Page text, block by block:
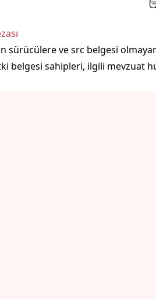
sürücülere ve src belgesi
belgesi sahipleri, ilgili mevzuat